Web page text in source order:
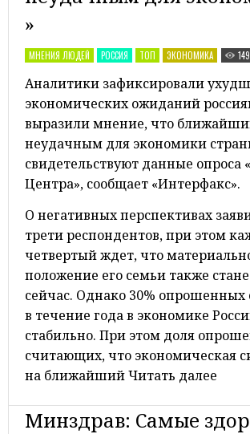
»
МНЕНИЯ ЛЮДЕЙ РОССИЯ ТОП ЭКОНОМИКА 149
Аналитики зафиксировали
экономических ожиданий
выразили мнение, что
неудачным для экономики
свидетельствуют данные опроса
Центра», сообщает «Интерфакс».
О негативных перспективах
трети респондентов, при этом
четвертый ждет, что
положение его семьи также
сейчас. Однако 30% опрошенных
в течение года в экономике
стабильно. При этом доля
считающих, что экономическая
на ближайший Читать далее
Минздрав: Самые